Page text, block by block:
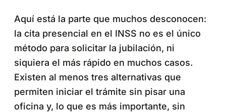
Aquí está la parte que muchos desconocen:
la cita presencial en el INSS no es el único
método para solicitar la jubilación, ni
siquiera el más rápido en muchos casos.
Existen al menos tres alternativas que
permiten iniciar el trámite sin pisar una
oficina y, lo que es más importante, sin